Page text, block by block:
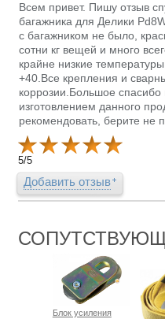
Всем привет. Пишу отзыв
багажника для Делики
с багажником не было,
сотни кг вещей и много
крайне низкие
+40.Все крепления и
коррозии.Большое спасибо
изготовлением данного
рекомендовать, берите не
5/5
Добавить отзыв
Блок усиления